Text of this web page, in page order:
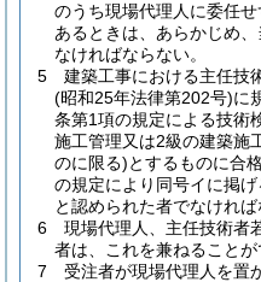
のうち現場代理人に委任
あるときは、あらかじめ
なければならない。
5
建築工事における主任技
(昭和25年法律第202号)に
条第1項の規定による技術
施工管理又は2級の建築施
のに限る)とするものに合
の規定により同号イに掲
と認められた者でなければ
6
現場代理人、主任技術者
者は、これを兼ねることが
7
受注者が現場代理人を置